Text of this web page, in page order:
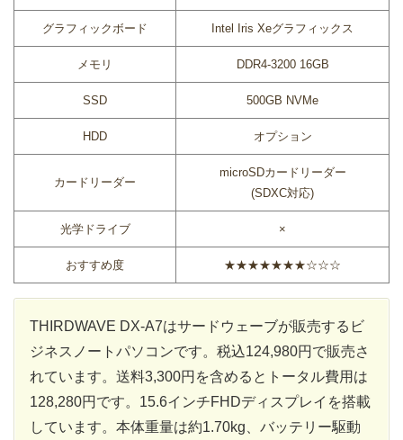
グラフィックボード Intel Iris Xeグラフィックス
メモリ DDR4-3200 16GB
SSD 500GB NVMe
HDD オプション
カードリーダー
microSDカードリーダー
(SDXC対応)
光学ドライブ ×
おすすめ度 ★★★★★★★☆☆☆
THIRDWAVE DX-A7はサードウェーブが販売するビ
ジネスノートパソコンです。税込124,980円で販売さ
れています。送料3,300円を含めるとトータル費用は
128,280円です。15.6インチFHDディスプレイを搭載
しています。本体重量は約1.70kg、バッテリー駆動